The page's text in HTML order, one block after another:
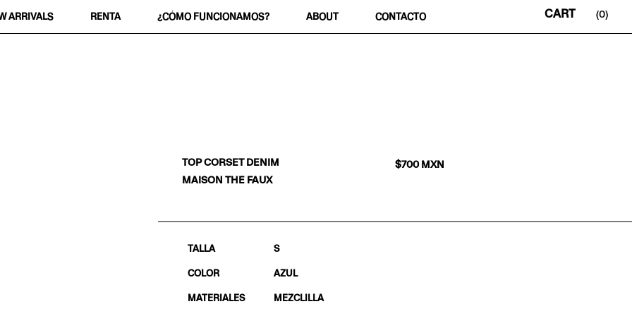
ARRIVALS RENTA ¿CÓMO FUNCIONAMOS? ABOUT CONTACTO 0
TOP CORSET DENIM
MAISON THE FAUX
$700MXN
TALLA S
COLOR AZUL
MATERIALES MEZCLILLA